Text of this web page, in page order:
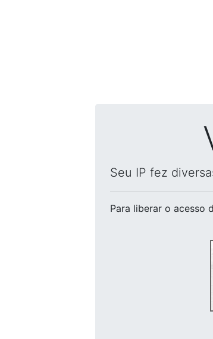
Seu IP fez
Para liberar o acesso